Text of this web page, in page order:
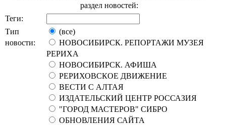
раздел новостей:
Теги:
Тип
новости:
(все)
НОВОСИБИРСК. РЕПОРТАЖИ МУЗЕЯ
РЕРИХА
НОВОСИБИРСК. АФИША
РЕРИХОВСКОЕ ДВИЖЕНИЕ
ВЕСТИ С АЛТАЯ
ИЗДАТЕЛЬСКИЙ ЦЕНТР РОССАЗИЯ
"ГОРОД МАСТЕРОВ" СИБРО
ОБНОВЛЕНИЯ САЙТА